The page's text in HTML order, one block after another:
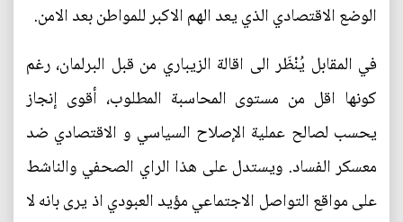
الوضع الاقتصادي الذي يعد الهم الاكبر للمواطن بعد الامن.
في المقابل يُنْظَر الى اقالة الزيباري من قبل البرلمان، رغم
كونها اقل من مستوى المحاسبة المطلوب، أقوى إنجاز
يحسب لصالح عملية الإصلاح السياسي و الاقتصادي ضد
معسكر الفساد. ويستدل على هذا الراي الصحفي والناشط
على مواقع التواصل الاجتماعي مؤيد العبودي اذ يرى بانه لا